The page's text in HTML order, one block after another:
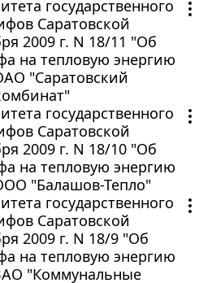
государственного
Саратовской
2009 г. N 18/11 "Об
на тепловую энергию
"Саратовский
государственного
Саратовской
2009 г. N 18/10 "Об
на тепловую энергию
"Балашов-Тепло"
государственного
Саратовской
2009 г. N 18/9 "Об
на тепловую энергию
"Коммунальные